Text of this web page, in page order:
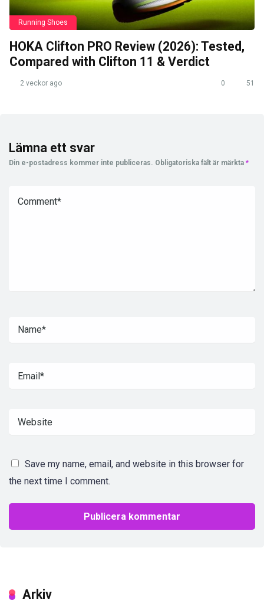
Running Shoes
HOKA Clifton PRO Review (2026): Tested,
Compared with Clifton 11 & Verdict
2 veckor ago 0 51
Lämna ett svar
Din e-postadress kommer inte publiceras. Obligatoriska fält är märkta *
Save my name, email, and website in this browser for
the next time I comment.
Arkiv